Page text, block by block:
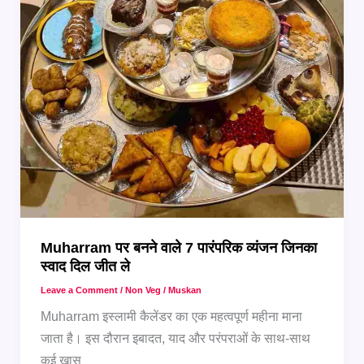
Paya
Soup
Muharram पर बनने वाले 7 पारंपरिक व्यंजन जिनका
स्वाद दिल जीत ले
Leave a Comment / Non Veg / Muskan
Muharram इस्लामी कैलेंडर का एक महत्वपूर्ण महीना माना
जाता है। इस दौरान इबादत, याद और परंपराओं के साथ-साथ
कई खास